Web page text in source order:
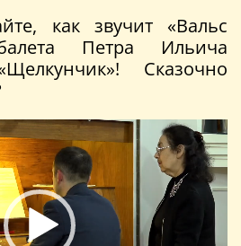
как звучит «Вальс
Петра Ильича
Сказочно